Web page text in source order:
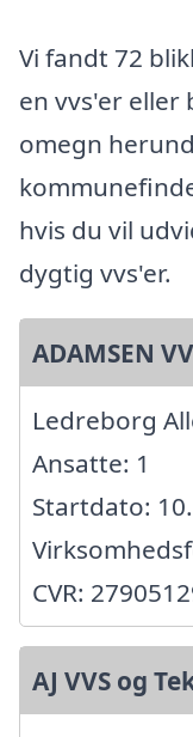
Vi fandt 72
en vvs'er eller
omegn
hvis du vil
dygtig vvs'er.
ADAMSEN
Ledreborg
Ansatte: 1
Startdato:
CVR:
AJ VVS og